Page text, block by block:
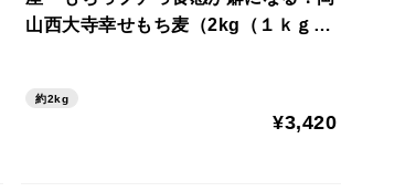
山西大寺幸せもち麦（2kg（１ｋｇ×
約2kg
¥3,420